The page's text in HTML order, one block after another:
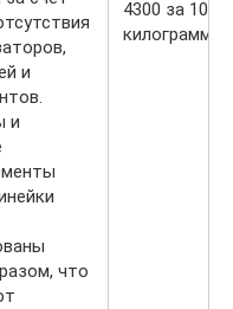
и
и
что
4300 за 10
килограмм